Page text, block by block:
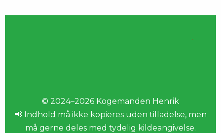
© 2024–2026 Kogemanden Henrik
📢 Indhold må ikke kopieres uden tilladelse, men
må gerne deles med tydelig kildeangivelse.